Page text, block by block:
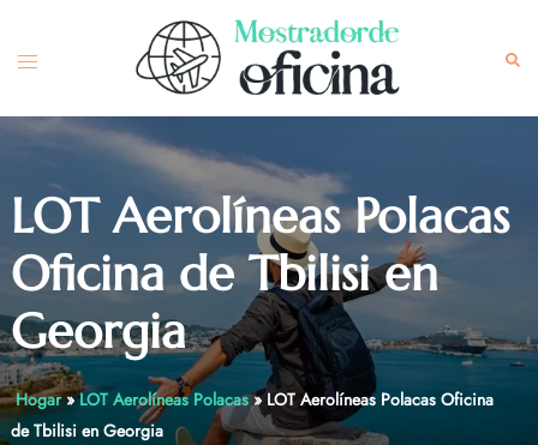
content
Toggle
LOT Aerolíneas Polacas
Oficina de Tbilisi en
Georgia
Hogar»LOT Aerolíneas Polacas»LOT Aerolíneas Polacas Oficina
de Tbilisi en Georgia